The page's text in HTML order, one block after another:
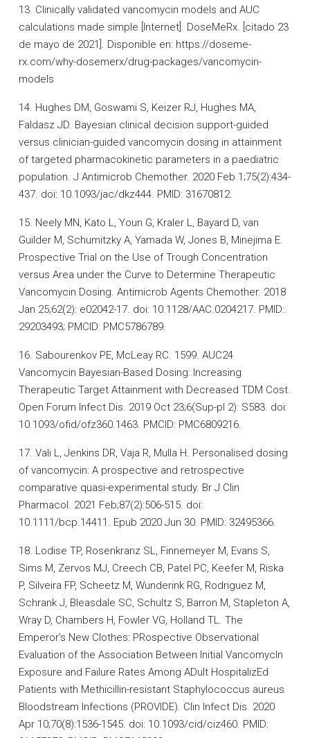
13. Clinically validated vancomycin models and AUC
calculations made simple [Internet]. DoseMeRx. [citado 23
de mayo de 2021]. Disponible en: https://doseme-
rx.com/why-dosemerx/drug-packages/vancomycin-
models
14. Hughes DM, Goswami S, Keizer RJ, Hughes MA,
Faldasz JD. Bayesian clinical decision support-guided
versus clinician-guided vancomycin dosing in attainment
of targeted pharmacokinetic parameters in a paediatric
population. J Antimicrob Chemother. 2020 Feb 1;75(2):434-
437. doi: 10.1093/jac/dkz444. PMID: 31670812.
15. Neely MN, Kato L, Youn G, Kraler L, Bayard D, van
Guilder M, Schumitzky A, Yamada W, Jones B, Minejima E.
Prospective Trial on the Use of Trough Concentration
versus Area under the Curve to Determine Therapeutic
Vancomycin Dosing. Antimicrob Agents Chemother. 2018
Jan 25;62(2): e02042-17. doi: 10.1128/AAC.0204217. PMID:
29203493; PMCID: PMC5786789.
16. Sabourenkov PE, McLeay RC. 1599. AUC24
Vancomycin Bayesian-Based Dosing: Increasing
Therapeutic Target Attainment with Decreased TDM Cost.
Open Forum Infect Dis. 2019 Oct 23;6(Sup-pl 2): S583. doi:
10.1093/ofid/ofz360.1463. PMCID: PMC6809216.
17. Vali L, Jenkins DR, Vaja R, Mulla H. Personalised dosing
of vancomycin: A prospective and retrospective
comparative quasi-experimental study. Br J Clin
Pharmacol. 2021 Feb;87(2):506-515. doi:
10.1111/bcp.14411. Epub 2020 Jun 30. PMID: 32495366.
18. Lodise TP, Rosenkranz SL, Finnemeyer M, Evans S,
Sims M, Zervos MJ, Creech CB, Patel PC, Keefer M, Riska
P, Silveira FP, Scheetz M, Wunderink RG, Rodriguez M,
Schrank J, Bleasdale SC, Schultz S, Barron M, Stapleton A,
Wray D, Chambers H, Fowler VG, Holland TL. The
Emperor’s New Clothes: PRospective Observational
Evaluation of the Association Between Initial VancomycIn
Exposure and Failure Rates Among ADult HospitalizEd
Patients with Methicillin-resistant Staphylococcus aureus
Bloodstream Infections (PROVIDE). Clin Infect Dis. 2020
Apr 10;70(8):1536-1545. doi: 10.1093/cid/ciz460. PMID: